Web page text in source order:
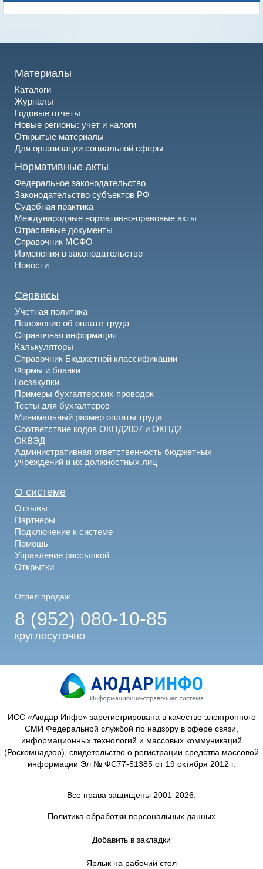
Материалы
Каталоги
Журналы
Годовые отчеты
Новые регионы: учет и налоги
Открытые материалы
Для организации социальной сферы
Нормативные акты
Федеральное законодательство
Законодательство субъектов РФ
Судебная практика
Международные нормативно-правовые акты
Отраслевые документы
Справочник МСФО
Изменения в законодательстве
Новости
Сервисы
Учетная политика
Положение об оплате труда
Справочная информация
Калькуляторы
Справочник Бюджетной классификации
Формы и бланки
Госзакупки
Примеры бухгалтерских проводок
Тесты для бухгалтеров
Минимальный размер оплаты труда
Соответствие кодов ОКПД2007 и ОКПД2
ОКВЭД
Административная ответственность бюджетных
учреждений и их должностных лиц
О системе
Отзывы
Партнеры
Подключение к системе
Помощь
Управление рассылкой
Открытки
Отдел продаж
8 (952) 080-10-85
круглосуточно
ИСС «Аюдар Инфо» зарегистрирована в качестве электронного
СМИ Федеральной службой по надзору в сфере связи,
информационных технологий и массовых коммуникаций
(Роскомнадзор), свидетельство о регистрации средства массовой
информации Эл № ФС77-51385 от 19 октября 2012 г.
Все права защищены 2001-2026.
Политика обработки персональных данных
Добавить в закладки
Ярлык на рабочий стол